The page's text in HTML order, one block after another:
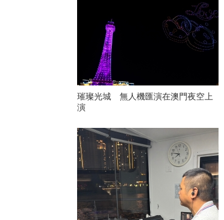
璀璨光城 無人機匯演在澳門夜空上
演